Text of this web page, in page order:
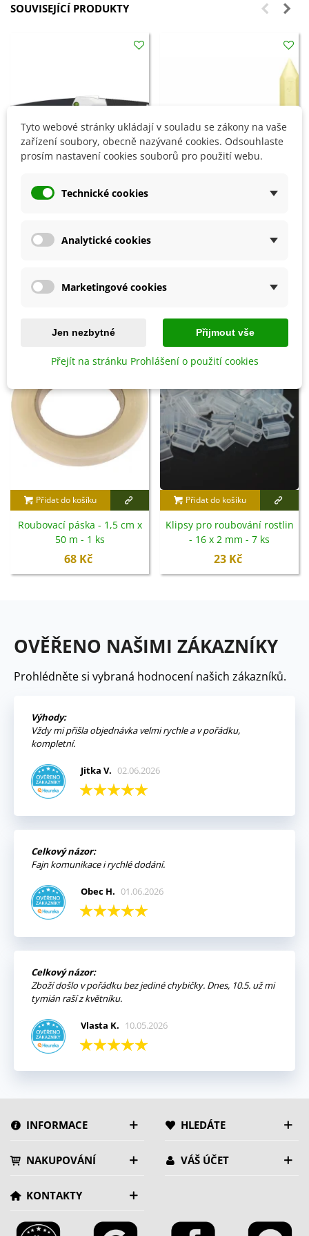
SOUVISEJÍCÍ PRODUKTY
Přidat do košíku
ks
Přidat do košíku
Roubovací páska - 1,5 cm x
50 m - 1 ks
68 Kč
Přidat do košíku
Klipsy pro roubování rostlin
- 16 x 2 mm - 7 ks
23 Kč
OVĚŘENO NAŠIMI ZÁKAZNÍKY
Prohlédněte si vybraná hodnocení našich zákazníků.
Výhody:
Vždy mi přišla objednávka velmi rychle a v pořádku,
kompletní.
Jitka V. 02.06.2026
Celkový názor:
Fajn komunikace i rychlé dodání.
Obec H. 01.06.2026
Celkový názor:
Zboží došlo v pořádku bez jediné chybičky. Dnes, 10.5. už mi
tymián raší z květníku.
Vlasta K. 10.05.2026
INFORMACE HLEDÁTE
NAKUPOVÁNÍ VÁŠ ÚČET
KONTAKTY
Tyto webové stránky ukládají v souladu se zákony na vaše
zařízení soubory, obecně nazývané cookies. Odsouhlaste
prosím nastavení cookies souborů pro použití webu.
Technické cookies
Analytické cookies
Marketingové cookies
Jen nezbytné Přijmout vše
Přejít na stránku Prohlášení o použití cookies